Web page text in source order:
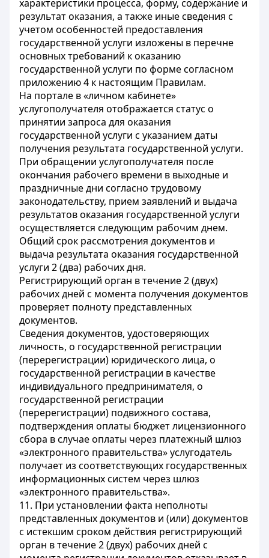
характеристики процесса, форму, содержание и
результат оказания, а также иные сведения с
учетом особенностей предоставления
государственной услуги изложены в перечне
основных требований к оказанию
государственной услуги по форме согласном
приложению 4 к настоящим Правилам.
На портале в «личном кабинете»
услугополучателя отображается статус о
принятии запроса для оказания
государственной услуги с указанием даты
получения результата государственной услуги.
При обращении услугополучателя после
окончания рабочего времени в выходные и
праздничные дни согласно трудовому
законодательству, прием заявлений и выдача
результатов оказания государственной услуги
осуществляется следующим рабочим днем.
Общий срок рассмотрения документов и
выдача результата оказания государственной
услуги 2 (два) рабочих дня.
Регистрирующий орган в течение 2 (двух)
рабочих дней с момента получения документов
проверяет полноту представленных
документов.
Сведения документов, удостоверяющих
личность, о государственной регистрации
(перерегистрации) юридического лица, о
государственной регистрации в качестве
индивидуального предпринимателя, о
государственной регистрации
(перерегистрации) подвижного состава,
подтверждения оплаты бюджет лицензионного
сбора в случае оплаты через платежный шлюз
«электронного правительства» услугодатель
получает из соответствующих государственных
информационных систем через шлюз
«электронного правительства».
11. При установлении факта неполноты
представленных документов и (или) документов
с истекшим сроком действия регистрирующий
орган в течение 2 (двух) рабочих дней с